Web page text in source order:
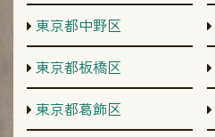
東京都中野区
東京都板橋区
東京都葛飾区